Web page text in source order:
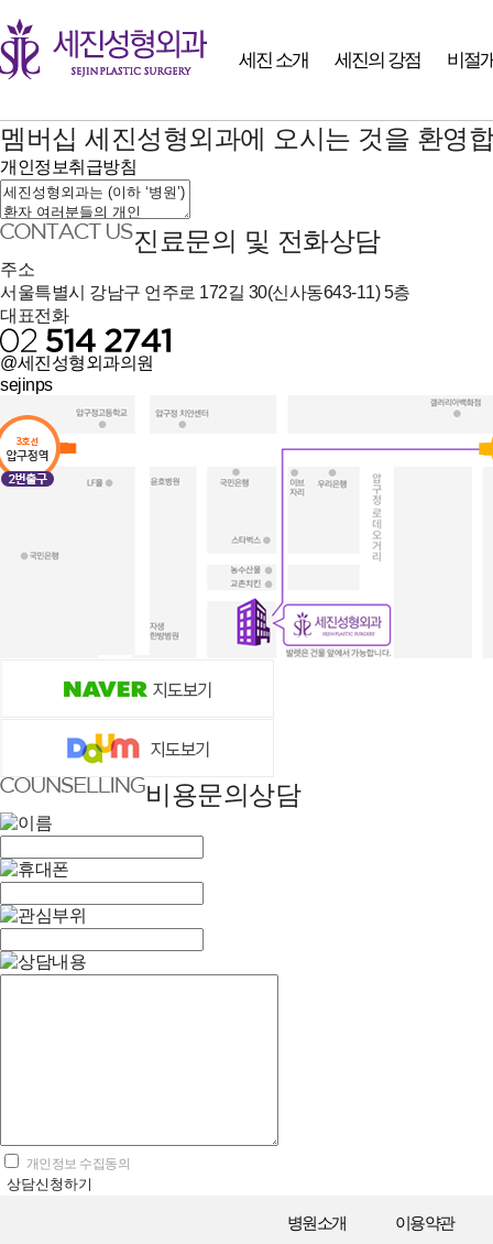
세진 소개 세진의 강점 비절
멤버십 세진성형외과에 오시는 것을 환영
개인정보취급방침
진료문의 및 전화상담
주소
서울특별시 강남구 언주로 172길 30(신사동643-11) 5층
대표전화
@세진성형외과의원
sejinps
비용문의상담
개인정보 수집동의
상담신청하기
병원소개 이용약관